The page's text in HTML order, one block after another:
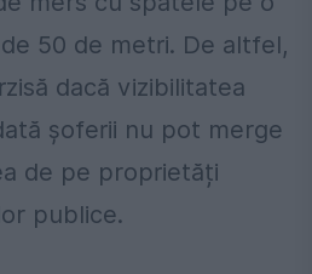
50 de metri. De altfel,
dacă vizibilitatea
șoferii nu pot merge
de pe proprietăți
publice.